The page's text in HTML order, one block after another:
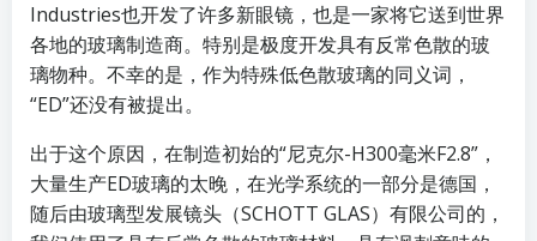
Industries也开发了许多新眼镜，也是一家将它送到世界
各地的玻璃制造商。特别是极度开发具有反常色散的玻
璃物种。不幸的是，作为特殊低色散玻璃的同义词，
“ED”还没有被提出。
出于这个原因，在制造初始的“尼克尔-H300毫米F2.8”，
大量生产ED玻璃的太晚，在光学系统的一部分是德国，
随后由玻璃型发展镜头（SCHOTT GLAS）有限公司的，